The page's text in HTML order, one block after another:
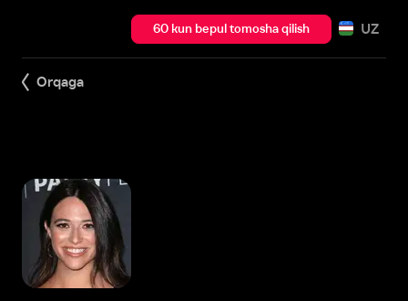
60 kun bepul tomosha qilish UZ
Orqaga